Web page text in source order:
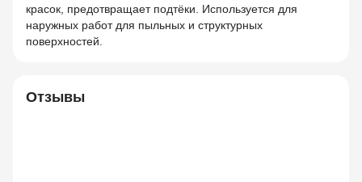
красок, предотвращает подтёки. Используется для
наружных работ для пыльных и структурных
поверхностей.
Отзывы